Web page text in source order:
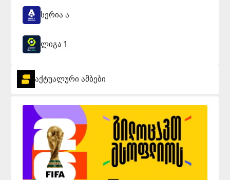
სერია ა
ლიგა 1
აქტუალური ამბები